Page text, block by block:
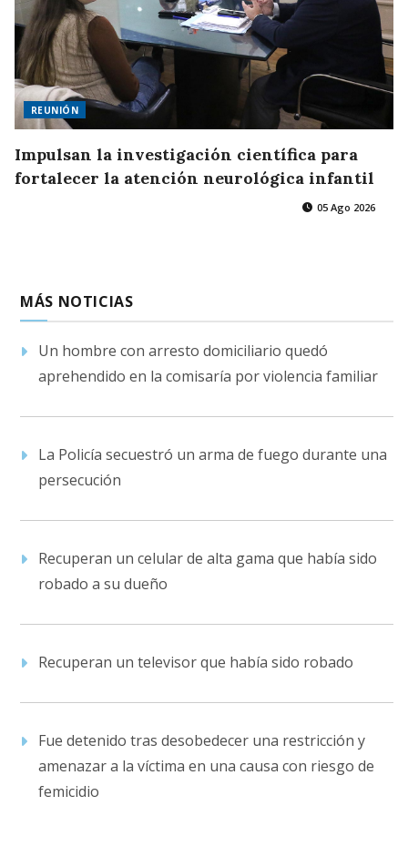
REUNIÓN
Impulsan la investigación científica para
fortalecer la atención neurológica infantil
05 Ago 2026
MÁS NOTICIAS
Un hombre con arresto domiciliario quedó
aprehendido en la comisaría por violencia familiar
La Policía secuestró un arma de fuego durante una
persecución
Recuperan un celular de alta gama que había sido
robado a su dueño
Recuperan un televisor que había sido robado
Fue detenido tras desobedecer una restricción y
amenazar a la víctima en una causa con riesgo de
femicidio